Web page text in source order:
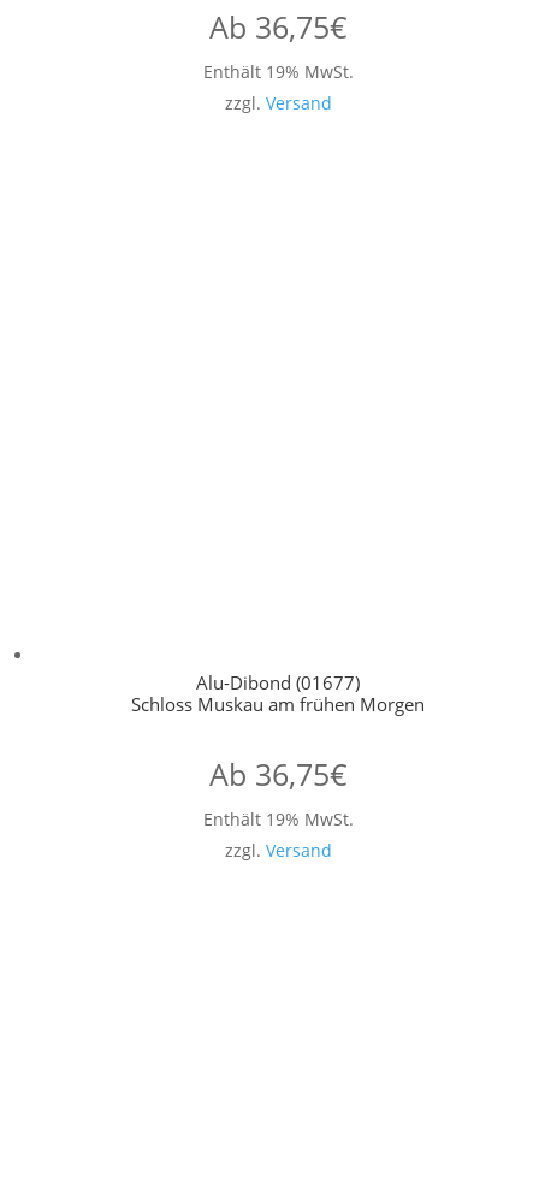
Ab 36,75€
Enthält 19% MwSt.
zzgl. Versand
Alu-Dibond (01677)
Schloss Muskau am frühen Morgen
Ab 36,75€
Enthält 19% MwSt.
zzgl. Versand